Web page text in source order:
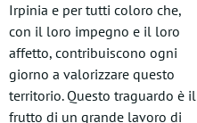
Irpinia e per tutti coloro che,
con il loro impegno e il loro
affetto, contribuiscono ogni
giorno a valorizzare questo
territorio. Questo traguardo è il
frutto di un grande lavoro di